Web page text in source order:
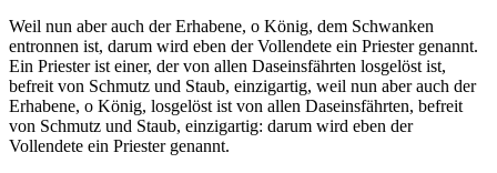
Weil nun aber auch der Erhabene, o König, dem Schwanken
entronnen ist, darum wird eben der Vollendete ein Priester genannt.
Ein Priester ist einer, der von allen Daseinsfährten losgelöst ist,
befreit von Schmutz und Staub, einzigartig, weil nun aber auch der
Erhabene, o König, losgelöst ist von allen Daseinsfährten, befreit
von Schmutz und Staub, einzigartig: darum wird eben der
Vollendete ein Priester genannt.